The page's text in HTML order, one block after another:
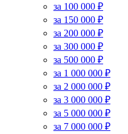
за 100 000 ₽
за 150 000 ₽
за 200 000 ₽
за 300 000 ₽
за 500 000 ₽
за 1 000 000 ₽
за 2 000 000 ₽
за 3 000 000 ₽
за 5 000 000 ₽
за 7 000 000 ₽